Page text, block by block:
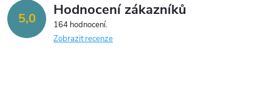
d
a
5,0 Hodnocení zákazníků
164 hodnocení
Zobrazit recenze